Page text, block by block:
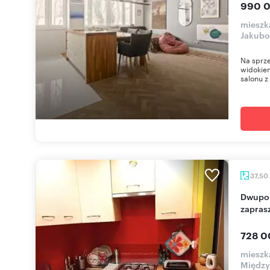
990
Na
salonu
37,50
Dwupokojowe mieszkanie na Saskiej Kępie -
728